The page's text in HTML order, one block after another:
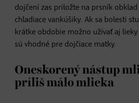
dojčení zas priložte na prsník
chladiace vankúšiky. Ak sa bolesti
krátke obdobie možno užívať aj
sú vhodné pre dojčiace matky.
Oneskorený nástup
príliš málo mlieka